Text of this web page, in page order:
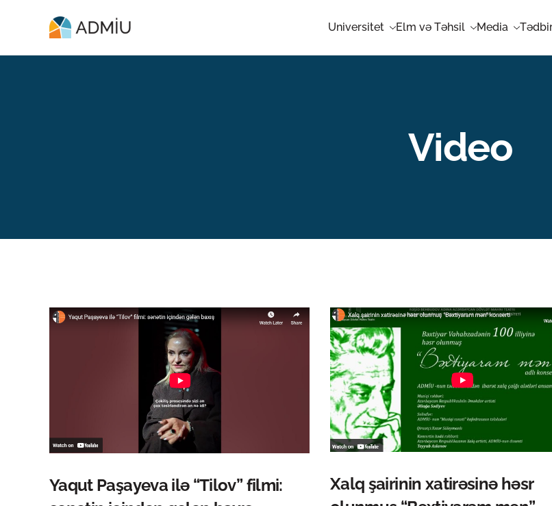
Universitet Elm və Təhsil Media
Video
Yaqut Paşayeva ilə “Tilov” filmi:
Xalq şairinin xatirəsinə həsr